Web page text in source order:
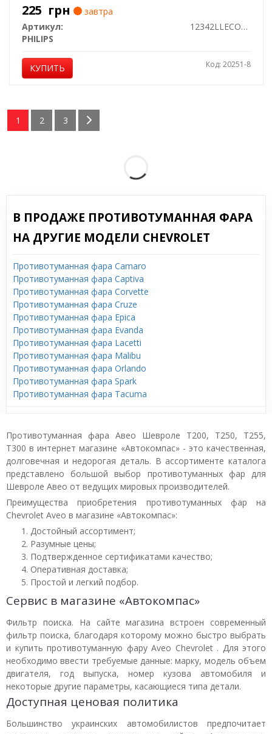
225 грн
завтра
Артикул:
12342LLECOC1
PHILIPS
КУПИТЬ Код: 20251-8
1 2 3
В ПРОДАЖЕ ПРОТИВОТУМАННАЯ ФАРА
НА ДРУГИЕ МОДЕЛИ CHEVROLET
Противотуманная фара Camaro
Противотуманная фара Captiva
Противотуманная фара Corvette
Противотуманная фара Cruze
Противотуманная фара Epica
Противотуманная фара Evanda
Противотуманная фара Lacetti
Противотуманная фара Malibu
Противотуманная фара Orlando
Противотуманная фара Spark
Противотуманная фара Tacuma
Противотуманная фара Авео Шевроле T200, T250, T255,
T300 в интернет магазине «Автокомпас» - это качественная,
долговечная и недорогая деталь. В ассортименте каталога
представлено большой выбор противотуманных фар для
Шевроле Авео от ведущих мировых производителей.
Преимущества приобретения противотуманных фар на
Chevrolet Aveo в магазине «Автокомпас»:
Достойный ассортимент;
Разумные цены;
Подтвержденное сертификатами качество;
Оперативная доставка;
Простой и легкий подбор.
Сервис в магазине «Автокомпас»
Фильтр поиска. На сайте магазина встроен современный
фильтр поиска, благодаря которому можно быстро выбрать
и купить противотуманную фару Aveo Chevrolet . Для этого
необходимо ввести требуемые данные: марку, модель объем
двигателя, год выпуска, номер кузова автомобиля и
некоторые другие параметры, касающиеся типа детали.
Доступная ценовая политика
Большинство украинских автомобилистов предпочитает